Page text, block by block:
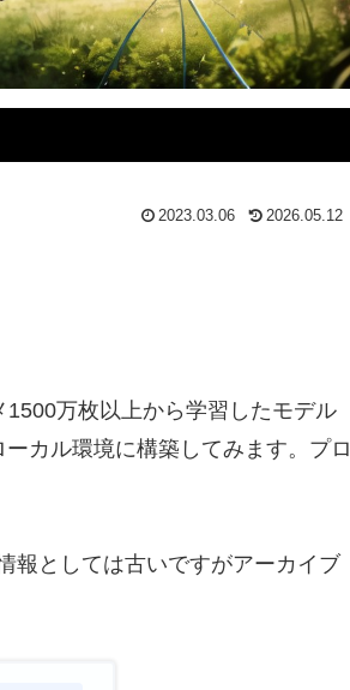
2023.03.06 2026.05.12
万枚以上から学習したモデル
カル環境に構築してみます。プロ
報としては古いですがアーカイブ